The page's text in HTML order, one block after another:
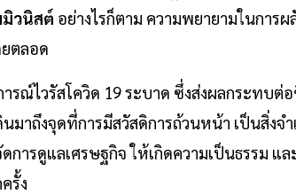
วนิสต์ อย่างไรก็ตาม ความพยายามในการ
ตลอด
ารณ์ไวรัสโควิด 19 ระบาด ซึ่งส่งผลกระทบ
นมาถึงจุดที่การมีสวัสดิการถ้วนหน้า เป็นสิ่ง
ดการดูแลเศรษฐกิจ ให้เกิดความเป็นธรรม
รั้ง